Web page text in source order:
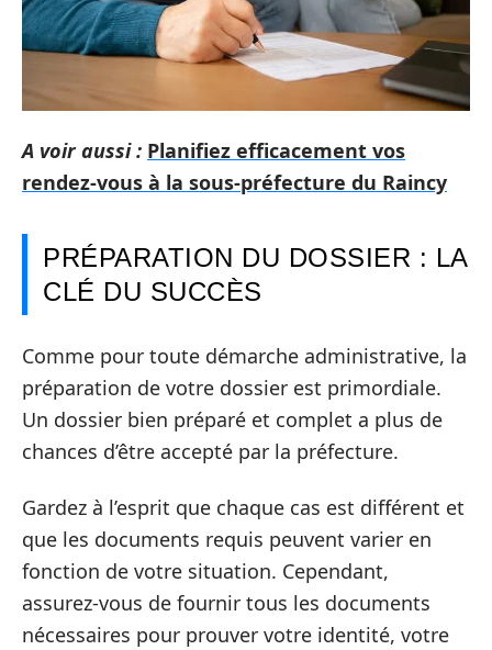
A voir aussi : Planifiez efficacement vos
rendez-vous à la sous-préfecture du Raincy
PRÉPARATION DU DOSSIER : LA
CLÉ DU SUCCÈS
Comme pour toute démarche administrative, la
préparation de votre dossier est primordiale.
Un dossier bien préparé et complet a plus de
chances d’être accepté par la préfecture.
Gardez à l’esprit que chaque cas est différent et
que les documents requis peuvent varier en
fonction de votre situation. Cependant,
assurez-vous de fournir tous les documents
nécessaires pour prouver votre identité, votre